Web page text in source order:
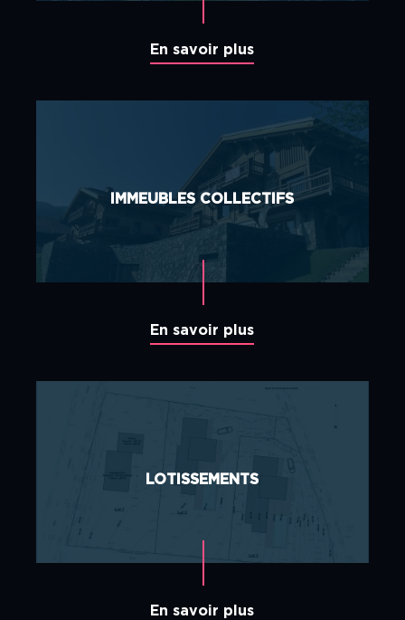
En savoir plus
IMMEUBLES COLLECTIFS
En savoir plus
LOTISSEMENTS
En savoir plus